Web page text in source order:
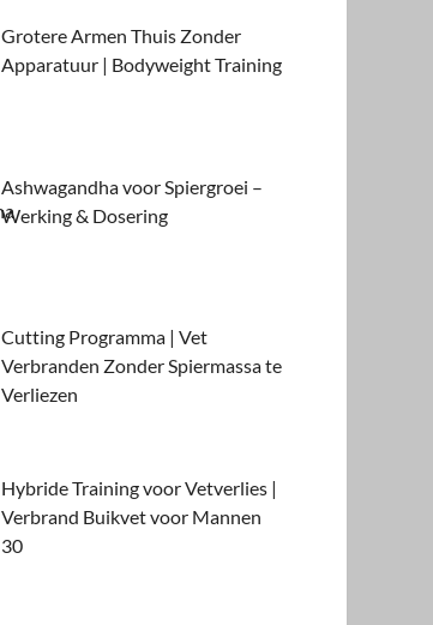
Grotere Armen Thuis Zonder
Apparatuur | Bodyweight Training
Ashwagandha voor Spiergroei –
Werking & Dosering
Cutting Programma | Vet
Verbranden Zonder Spiermassa te
Verliezen
Hybride Training voor Vetverlies |
Verbrand Buikvet voor Mannen
30